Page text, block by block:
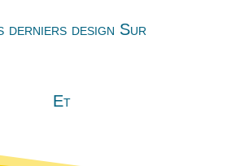
derniers design Sur
Et